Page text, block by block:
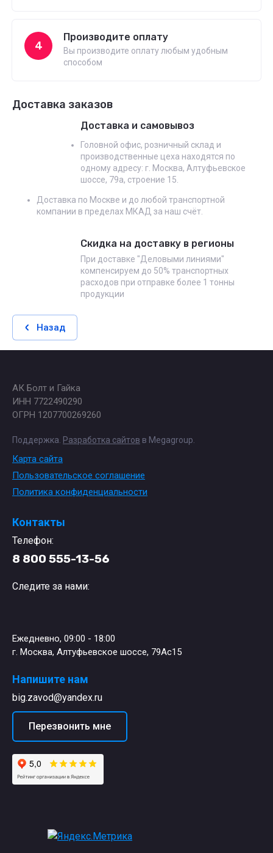
4
Производите оплату
Вы производите оплату любым удобным
способом
Доставка заказов
Доставка и самовывоз
Головной офис, розничный склад и
производственные цеха находятся по
одному адресу: г. Москва, Алтуфьевское
шоссе, 79а, строение 15.
Доставка по Москве и до любой транспортной
компании в пределах МКАД за наш счёт.
Скидка на доставку в регионы
При доставке "Деловыми линиями"
компенсируем до 50% транспортных
расходов при отправке более 1 тонны
продукции
Назад
АК Болт и Гайка
ИНН 7722490290
ОГРН 1207700269260
Поддержка. Разработка сайтов в Megagroup.
Карта сайта
Пользовательское соглашение
Политика конфиденциальности
Контакты
Телефон:
8 800 555-13-56
Следите за нами:
Ежедневно, 09:00 - 18:00
г. Москва, Алтуфьевское шоссе, 79Ас15
Напишите нам
big.zavod@yandex.ru
Перезвонить мне